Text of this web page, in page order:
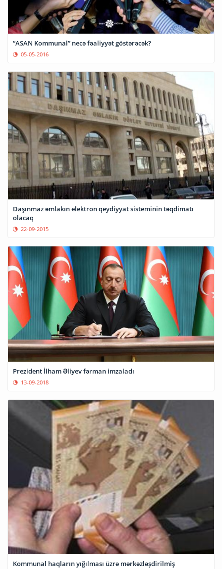
“ASAN Kommunal” necə fəaliyyət göstərəcək?
05-05-2016
Daşınmaz əmlakın elektron qeydiyyat sisteminin təqdimatı
olacaq
22-09-2015
Prezident İlham Əliyev fərman imzaladı
13-09-2018
Kommunal haqların yığılması üzrə mərkəzləşdirilmiş